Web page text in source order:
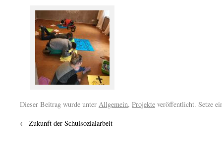
Dieser Beitrag wurde unter Allgemein, Projekte veröffentlicht. Setze
← Zukunft der Schulsozialarbeit